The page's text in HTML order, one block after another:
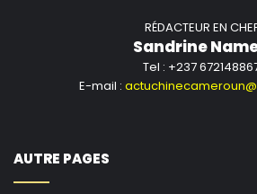
RÉDACTEUR EN
Sandrine
Tel : +237
E-mail :
AUTRE PAGES